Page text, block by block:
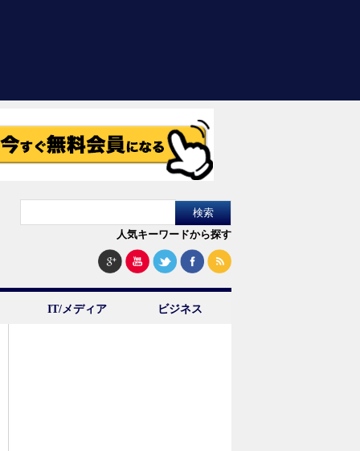
人気キーワードから探す
IT/メディア ビジネス